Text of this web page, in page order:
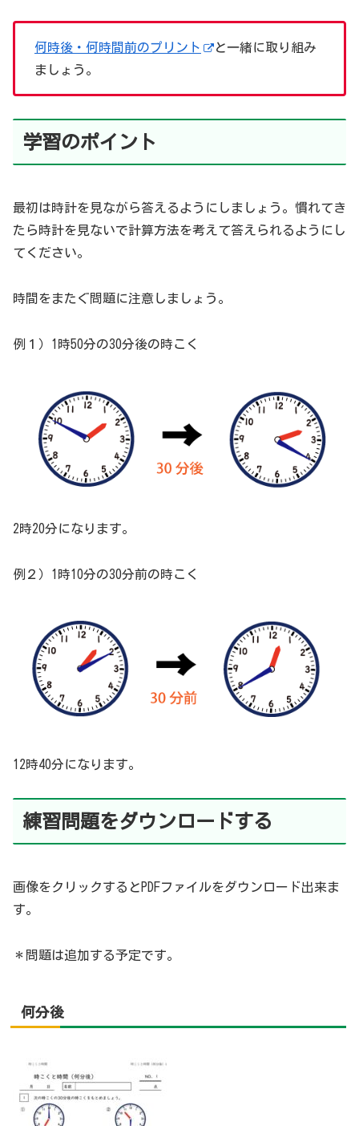
何時後・何時間前のプリント
と一緒に取り組み
ましょう。
学習のポイント
最初は時計を見ながら答えるようにしましょう。慣れてき
たら時計を見ないで計算方法を考えて答えられるようにし
てください。
時間をまたぐ問題に注意しましょう。
例１）1時50分の30分後の時こく
2時20分になります。
例２）1時10分の30分前の時こく
12時40分になります。
練習問題をダウンロードする
画像をクリックするとPDFファイルをダウンロード出来ま
す。
＊問題は追加する予定です。
何分後